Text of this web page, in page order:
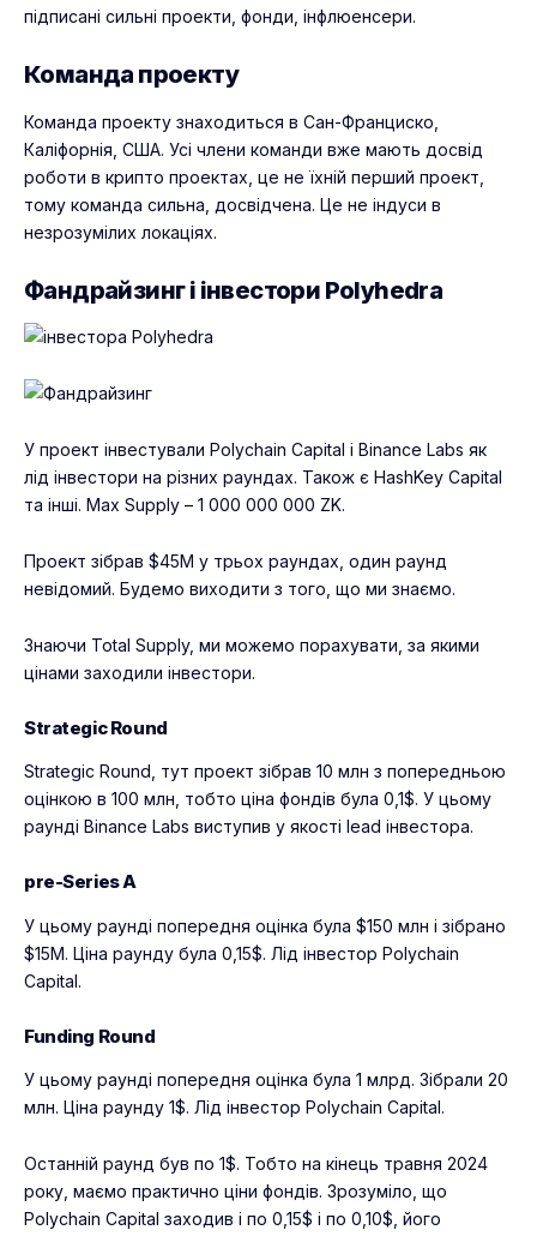
підписані сильні проекти, фонди, інфлюенсери.
Команда проекту
Команда проекту знаходиться в Сан-Франциско,
Каліфорнія, США. Усі члени команди вже мають досвід
роботи в крипто проектах, це не їхній перший проект,
тому команда сильна, досвідчена. Це не індуси в
незрозумілих локаціях.
Фандрайзинг і інвестори Polyhedra
У проект інвестували Polychain Capital і Binance Labs як
лід інвестори на різних раундах. Також є HashKey Capital
та інші. Max Supply – 1 000 000 000 ZK.
Проект зібрав $45M у трьох раундах, один раунд
невідомий. Будемо виходити з того, що ми знаємо.
Знаючи Total Supply, ми можемо порахувати, за якими
цінами заходили інвестори.
Strategic Round
Strategic Round, тут проект зібрав 10 млн з попередньою
оцінкою в 100 млн, тобто ціна фондів була 0,1$. У цьому
раунді Binance Labs виступив у якості lead інвестора.
pre-Series A
У цьому раунді попередня оцінка була $150 млн і зібрано
$15M. Ціна раунду була 0,15$. Лід інвестор Polychain
Capital.
Funding Round
У цьому раунді попередня оцінка була 1 млрд. Зібрали 20
млн. Ціна раунду 1$. Лід інвестор Polychain Capital.
Останній раунд був по 1$. Тобто на кінець травня 2024
року, маємо практично ціни фондів. Зрозуміло, що
Polychain Capital заходив і по 0,15$ і по 0,10$, його